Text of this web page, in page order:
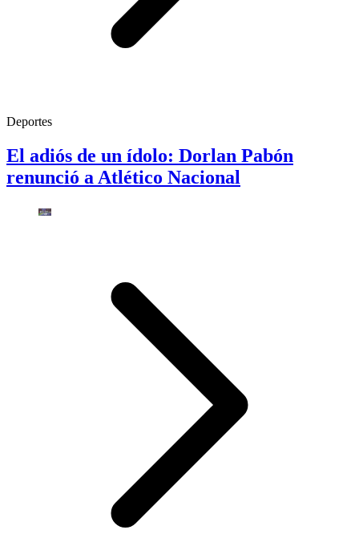
Deportes
El adiós de un ídolo: Dorlan Pabón
renunció a Atlético Nacional